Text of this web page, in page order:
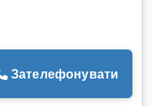
Зателефонувати